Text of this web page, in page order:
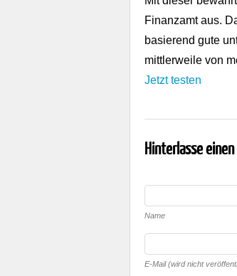
Finanzamt aus.
basierend gute
mittlerweile von
Jetzt testen
Hinterlasse
Name
E-Mail (wird nicht